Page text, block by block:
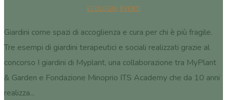
ECOLOGIA, EVENTI
Giardini come spazi di accoglienza e cura per chi è più fragile.
Tre esempi di giardini terapeutici e sociali realizzati grazie al
concorso I giardini di Myplant, una collaborazione tra MyPlant
& Garden e Fondazione Minoprio ITS Academy che da 10 anni
realizza...